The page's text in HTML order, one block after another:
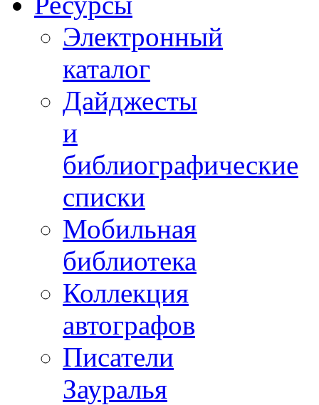
Электронный
каталог
Дайджесты
и
библиографические
списки
Мобильная
библиотека
Коллекция
автографов
Писатели
Зауралья